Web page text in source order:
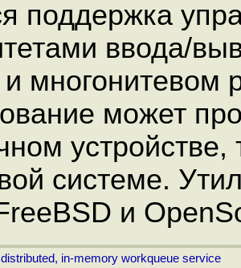
поддержка
ввода/
многонитевом
может
устройстве,
системе.
и
in-memory workqueue service